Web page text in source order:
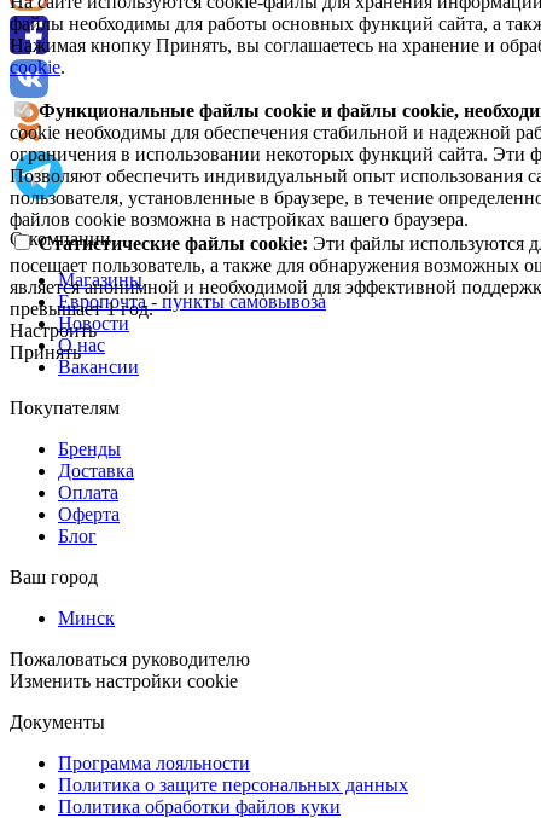
файлы необходимы для работы основных функций сайта, а
Нажимая кнопку Принять, вы соглашаетесь на хранение и
cookie.
Функциональные файлы cookie и файлы cookie,
cookie необходимы для обеспечения стабильной и надежной
ограничения в использовании некоторых функций сайта. Эти
Позволяют обеспечить индивидуальный опыт использования
пользователя, установленные в браузере, в течение
файлов cookie возможна в настройках вашего браузера.
Статистические файлы cookie: Эти файлы используются
посещает пользователь, а также для обнаружения возможных
является анонимной и необходимой для эффективной
превышает 1 год.
Настроить
Принять
О компании
Магазины
Европочта - пункты самовывоза
Новости
О нас
Вакансии
Покупателям
Бренды
Доставка
Оплата
Оферта
Блог
Ваш город
Минск
Пожаловаться руководителю
Изменить настройки cookie
Документы
Программа лояльности
Политика о защите персональных данных
Политика обработки файлов куки